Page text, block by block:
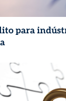
para